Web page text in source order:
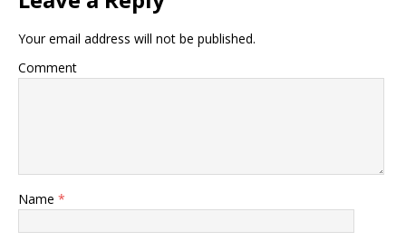
Your email address will not be published.
Comment
Name *